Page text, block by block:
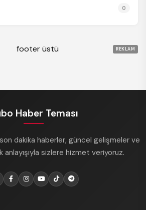
0
REKLAM
Haber Teması
dakika haberler, güncel gelişmeler ve
sizlere hizmet veriyoruz.